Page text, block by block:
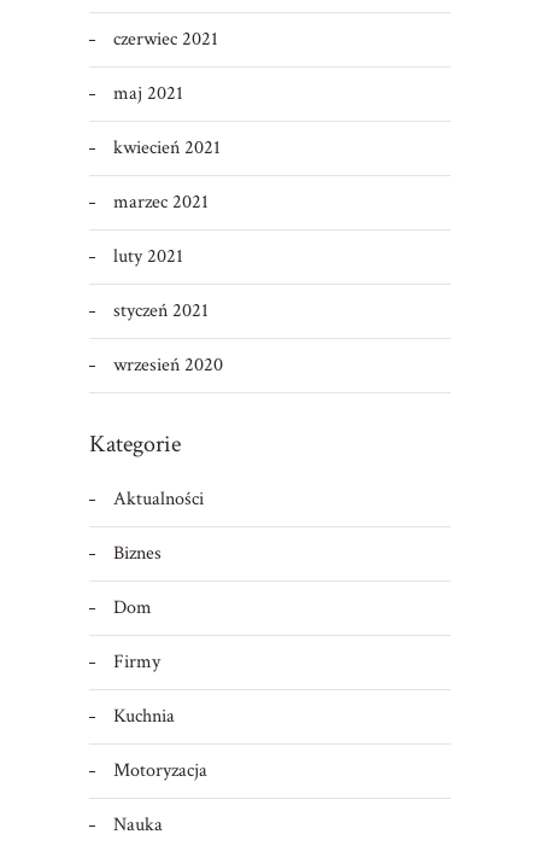
czerwiec 2021
maj 2021
kwiecień 2021
marzec 2021
luty 2021
styczeń 2021
wrzesień 2020
Kategorie
Aktualności
Biznes
Dom
Firmy
Kuchnia
Motoryzacja
Nauka